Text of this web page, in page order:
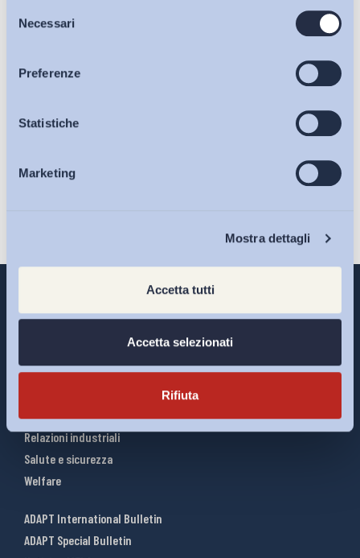
delNecessari
Preferenze
Statistiche
Marketing
Mostra dettagli
Accetta tutti
Accetta selezionati
Rifiuta
Bollettini ADAPT
Articoli
Osservatori
Eventi
sulla pagina della
Infografiche
Mercato del lavoro
Relazioni industriali
Salute e sicurezza
Welfare
ADAPT International Bulletin
ADAPT Special Bulletin